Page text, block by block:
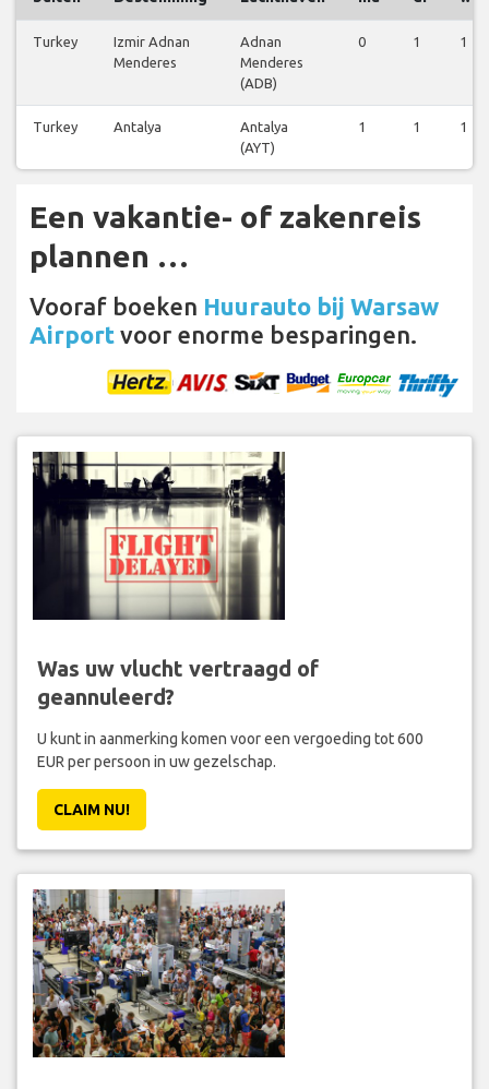
Turkey
Izmir Adnan
Menderes
Adnan
Menderes
(ADB)
0 1 1
Turkey Antalya
Antalya
(AYT)
1 1 1
Een vakantie- of zakenreis
plannen …
Vooraf boeken Huurauto bij Warsaw
Airport voor enorme besparingen.
Was uw vlucht vertraagd of
geannuleerd?
U kunt in aanmerking komen voor een vergoeding tot 600
EUR per persoon in uw gezelschap.
CLAIM NU!